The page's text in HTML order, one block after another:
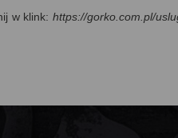
w klink: https://gorko.com.pl/